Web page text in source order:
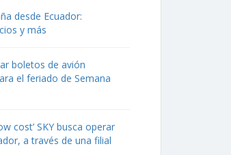
desde Ecuador:
y más
boletos de avión
el feriado de Semana
cost’ SKY busca operar
a través de una filial